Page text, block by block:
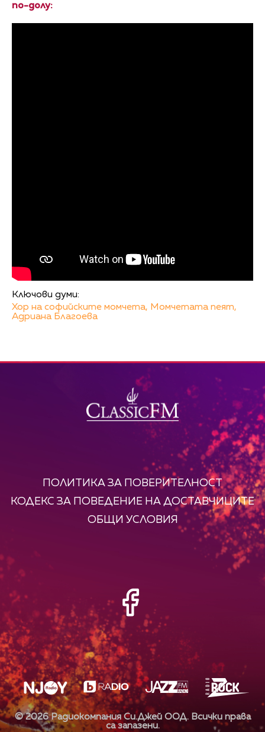
по-долу:
Ключови думи:
Хор на софийските момчета, Момчетата пеят,
Адриана Благоева
ПОЛИТИКА ЗА ПОВЕРИТЕЛНОСТ
КОДЕКС ЗА ПОВЕДЕНИЕ НА ДОСТАВЧИЦИТЕ
ОБЩИ УСЛОВИЯ
©2026Радиокомпания Си.Джей ООД. Всички права
са запазени.